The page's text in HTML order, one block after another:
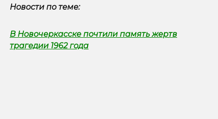
Новости по теме:
В Новочеркасске почтили память жертв
трагедии 1962 года